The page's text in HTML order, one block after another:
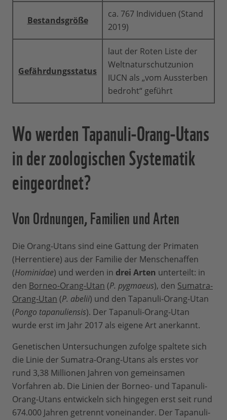
Bestandsgröße
ca. 767 Individuen (Stand
2019)
Gefährdungsstatus
laut der Roten Liste der
Weltnaturschutzunion
IUCN als „vom Aussterben
bedroht“ geführt
Wo werden Tapanuli-Orang-Utans
in der zoologischen Systematik
eingeordnet?
Von Ordnungen, Familien und Arten
Die Orang-Utans sind eine Gattung der Primaten
(Herrentiere) aus der Familie der Menschenaffen
(Hominidae) und werden in drei Arten unterteilt: in
den Borneo-Orang-Utan (P. pygmaeus), den Sumatra-
Orang-Utan (P. abelii) und den Tapanuli-Orang-Utan
(Pongo tapanuliensis). Der Tapanuli-Orang-Utan
wurde erst im Jahr 2017 als eigene Art anerkannt.
Genetischen Untersuchungen zufolge spaltete sich
die Linie der Sumatra-Orang-Utans als erstes vor
rund 3,38 Millionen Jahren von gemeinsamen
Vorfahren ab. Die Linien der Borneo- und Tapanuli-
Orang-Utans entwickeln sich hingegen erst seit rund
674.000 Jahren getrennt voneinander. Der Tapanuli-